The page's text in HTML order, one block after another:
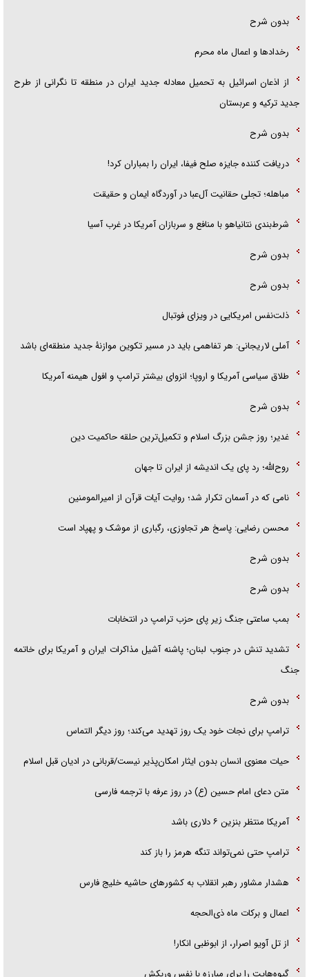
بدون شرح
رخداد‌ها و اعمال ماه محرم
از اذعان اسرائیل به تحمیل معادله جدید ایران در منطقه تا نگرانی از طرح
جدید ترکیه و عربستان
بدون شرح
دریافت کننده جایزه صلح فیفا، ایران را بمباران کرد!
مباهله؛ تجلی حقانیت آل‌عبا در آوردگاه ایمان و حقیقت
شرط‌بندی نتانیاهو با منافع و سربازان آمریکا در غرب آسیا
بدون شرح
بدون شرح
ذلت‌نفس امریکایی در ویزای فوتبال
آملی لاریجانی: هر تفاهمی باید در مسیر تکوین موازنۀ جدید منطقه‌ای باشد
طلاق سیاسی آمریکا و اروپا؛ انزوای بیشتر ترامپ و افول هیمنه آمریکا
بدون شرح
غدیر؛ روز جشن بزرگ اسلام و تکمیل‌ترین حلقه حاکمیت دین
روح‌الله؛ رد پای یک اندیشه از ایران تا جهان
نامی که در آسمان تکرار شد؛ روایت آیات قرآن از امیرالمومنین
محسن رضایی: پاسخ هر تجاوزی، رگباری از موشک و پهپاد است
بدون شرح
بدون شرح
بمب ساعتی جنگ زیر پای حزب ترام‍پ در انتخابات
تشدید تنش در جنوب لبنان؛ پاشنه آشیل مذاکرات ایران و آمریکا برای خاتمه
جنگ
بدون شرح
ترامپ برای نجات خود یک روز تهدید می‌کند؛ روز دیگر التماس
حیات معنوی انسان بدون ایثار امکان‌پذیر نیست/قربانی در ادیان قبل اسلام
متن دعای امام حسین (ع) در روز عرفه با ترجمه فارسی
آمریکا منتظر بنزین ۶ دلاری باشد
ترامپ حتی نمی‌تواند تنگه هرمز را باز کند
هشدار مشاور رهبر انقلاب به کشور‌های حاشیه خلیج فارس
اعمال و برکات ماه ذی‌الحجه
از تل آویو اصرار، از ابوظبی انکار!
گیوه‌هایت را برای مبارزه با نفس وربکش